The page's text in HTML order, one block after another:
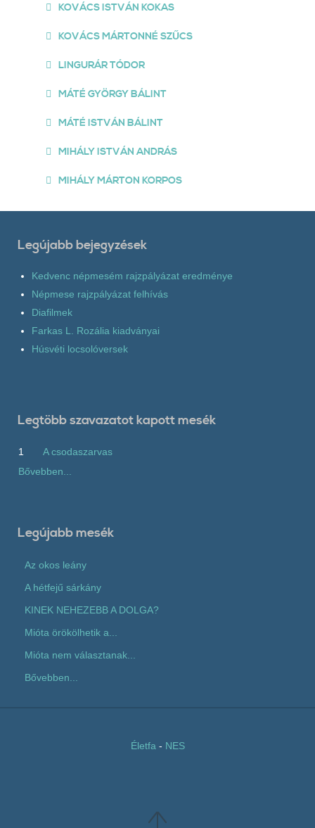
KOVÁCS ISTVÁN KOKAS
KOVÁCS MÁRTONNÉ SZŰCS
LINGURÁR TÓDOR
MÁTÉ GYÖRGY BÁLINT
MÁTÉ ISTVÁN BÁLINT
MIHÁLY ISTVÁN ANDRÁS
MIHÁLY MÁRTON KORPOS
Legújabb bejegyzések
Kedvenc népmesém rajzpályázat eredménye
Népmese rajzpályázat felhívás
Diafilmek
Farkas L. Rozália kiadványai
Húsvéti locsolóversek
Legtöbb szavazatot kapott mesék
1
A csodaszarvas
Bővebben...
Legújabb mesék
Az okos leány
A hétfejű sárkány
KINEK NEHEZEBB A DOLGA?
Mióta örökölhetik a...
Mióta nem választanak...
Bővebben...
Életfa - NES